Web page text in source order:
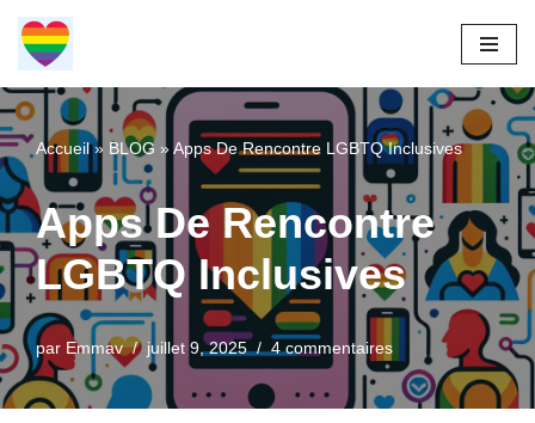
Aller
au
contenu
Accueil» BLOG »Apps De Rencontre LGBTQ Inclusives
Apps De Rencontre
LGBTQ Inclusives
par Emmav juillet 9, 2025 4 commentaires